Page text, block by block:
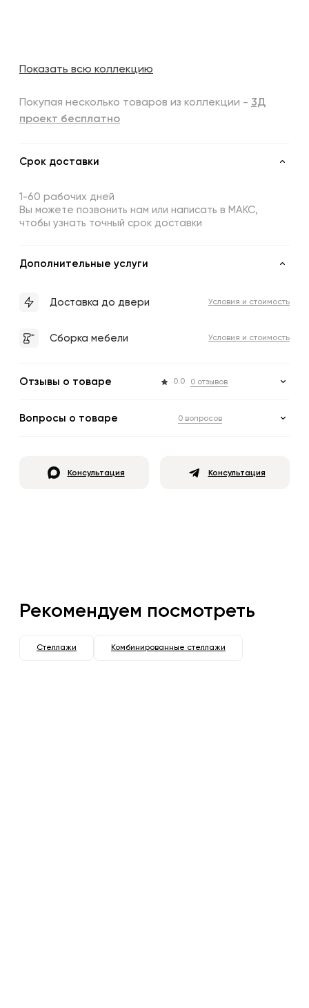
Показать всю коллекцию
Покупая несколько товаров из коллекции - 3Д
проект бесплатно
Срок доставки
1-60 рабочих дней
Вы можете позвонить нам или написать в МАКС,
чтобы узнать точный срок доставки
Дополнительные услуги
Доставка до двери Условия и стоимость
Сборка мебели Условия и стоимость
Отзывы о товаре 0.0 0 отзывов
Вопросы о товаре 0 вопросов
Консультация Консультация
Рекомендуем посмотреть
Стеллажи Комбинированные стеллажи